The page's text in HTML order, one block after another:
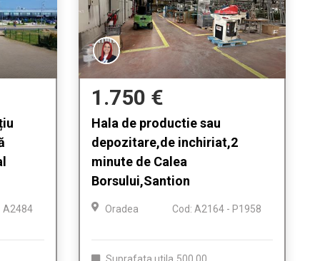
A2484
1.750 €
Hala de productie sau
depozitare,de inchiriat,2
minute de Calea
Borsului,Santion
Oradea Cod: A2164 - P1958